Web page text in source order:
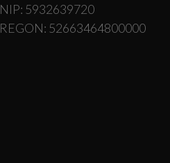
NIP: 5932639720
REGON: 52663464800000